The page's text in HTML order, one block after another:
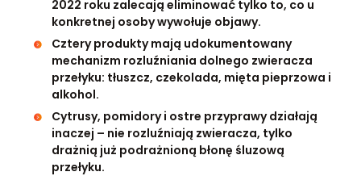
2022 roku zalecają eliminować tylko to, co u
konkretnej osoby wywołuje objawy.
Cztery produkty mają udokumentowany
mechanizm rozluźniania dolnego zwieracza
przełyku: tłuszcz, czekolada, mięta pieprzowa i
alkohol.
Cytrusy, pomidory i ostre przyprawy działają
inaczej – nie rozluźniają zwieracza, tylko
drażnią już podrażnioną błonę śluzową
przełyku.